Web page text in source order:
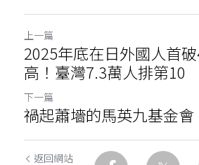
上一篇
2025年底在日外國人首
高！臺灣7.3萬人排第10
下一篇
禍起蕭墻的馬英九基金會
返回網站